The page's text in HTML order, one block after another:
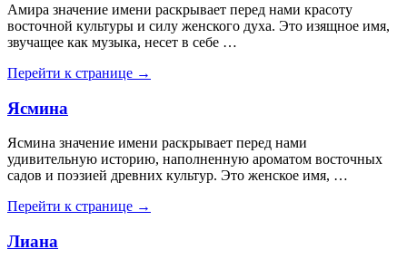
Амира значение имени раскрывает перед нами красоту
восточной культуры и силу женского духа. Это изящное имя,
звучащее как музыка, несет в себе …
Перейти к странице →
Ясмина
Ясмина значение имени раскрывает перед нами
удивительную историю, наполненную ароматом восточных
садов и поэзией древних культур. Это женское имя, …
Перейти к странице →
Лиана